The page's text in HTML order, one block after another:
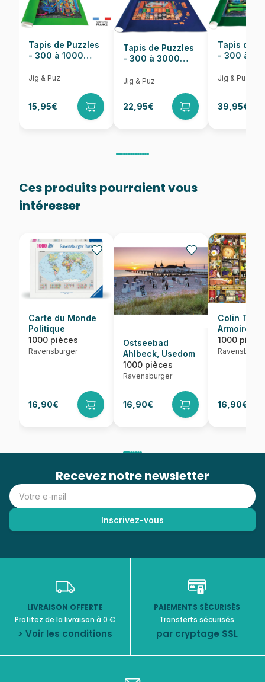
Dimensions 70 x 50 cm
Tapis de Puzzles
- 300 à 1000
Jig & Puz
15,95€
Tapis de Puzzles
- 300 à 3000
Jig & Puz
22,95€
Tapis de
- 300 à
Jig & Puz
39,95€
Ces produits pourraient vous
intéresser
Carte du Monde
Politique
1000 pièces
Ravensburger
16,90€
Ostseebad
Ahlbeck, Usedom
1000 pièces
Ravensburger
16,90€
Colin
Armoire
Cuisine
1000
16,90€
Recevez notre newsletter
LIVRAISON OFFERTE
Profitez de la livraison à 0 €
> Voir les conditions
PAIEMENTS SÉCURISÉS
Transferts sécurisés
par cryptage SSL